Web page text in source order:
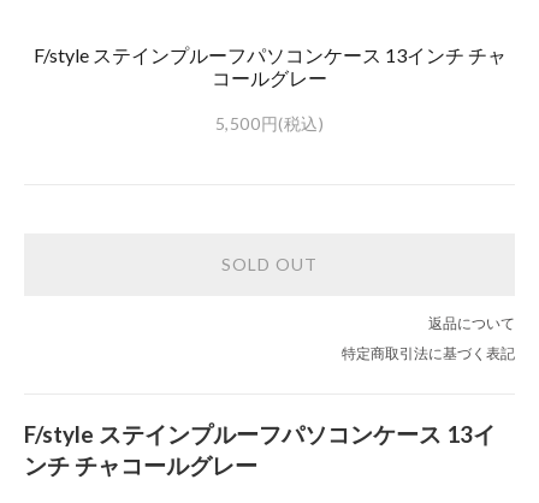
F/style ステインプルーフパソコンケース 13インチ チャ
コールグレー
5,500円(税込)
SOLD OUT
返品について
特定商取引法に基づく表記
F/style ステインプルーフパソコンケース 13イ
ンチ チャコールグレー